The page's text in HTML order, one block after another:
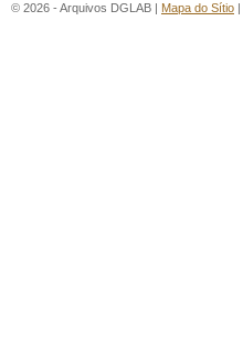
© 2026 - Arquivos DGLAB | Mapa do Sítio |